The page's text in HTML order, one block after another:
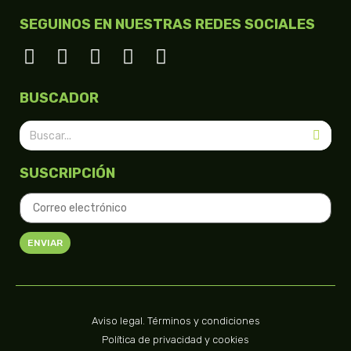
SEGUINOS EN NUESTRAS REDES SOCIALES
BUSCADOR
SUSCRIPCIÓN
ENVIAR
Aviso legal. Términos y condiciones
Política de privacidad y cookies